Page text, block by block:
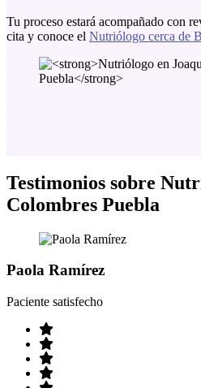
Tu proceso estará acompañado con
cita y conoce el Nutriólogo cerca de
Testimonios sobre
Colombres Puebla
Paola Ramírez
Paciente satisfecho